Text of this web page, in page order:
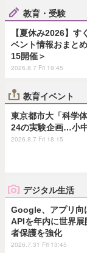
教育・受験
【夏休み2026】す
ベント情報おまと
15開催＞
2026.8.7 Fri 19:45
教育イベント
東京都市大「科学体
24の実験企画…小
2026.8.7 Fri 18:15
デジタル生活
Google、アプリ向
APIを年内に世界
者保護を強化
2026.7.31 Fri 13:45